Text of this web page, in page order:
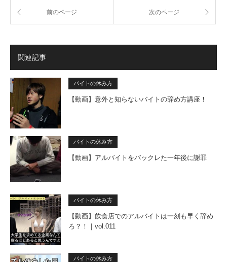
前のページ 次のページ
関連記事
バイトの休み方
【動画】意外と知らないバイトの辞め方講座！
バイトの休み方
【動画】アルバイトをバックレた一年後に謝罪
バイトの休み方
【動画】飲食店でのアルバイトは一刻も早く辞め
ろ？！｜vol.011
バイトの休み方